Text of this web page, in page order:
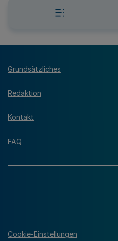
Grundsätzliches
Redaktion
Kontakt
FAQ
Cookie-Einstellungen